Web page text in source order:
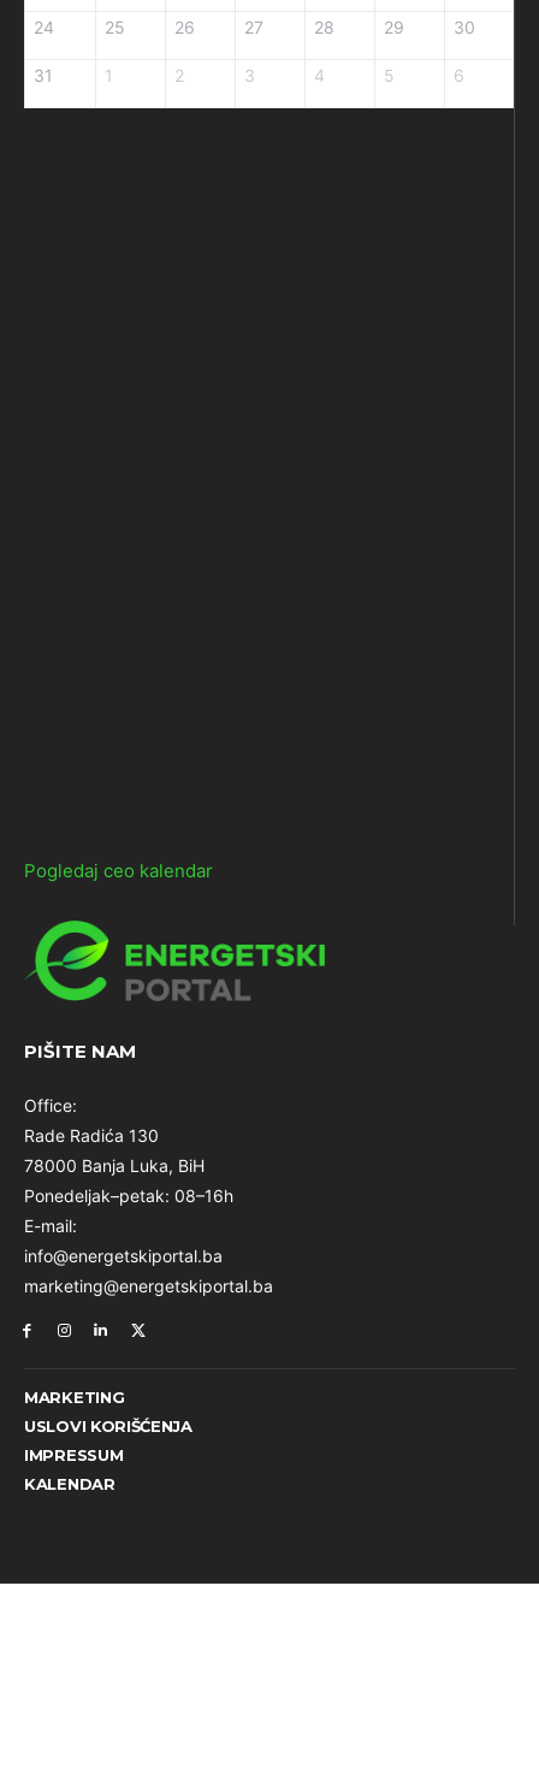
24 25 26 27 28 29 30
31 1 2 3 4 5 6
Pogledaj ceo kalendar
PIŠITE NAM
Office:
Rade Radića 130
78000 Banja Luka, BiH
Ponedeljak–petak: 08–16h
E-mail:
info@energetskiportal.ba
marketing@energetskiportal.ba
MARKETING
USLOVI KORIŠĆENJA
IMPRESSUM
KALENDAR